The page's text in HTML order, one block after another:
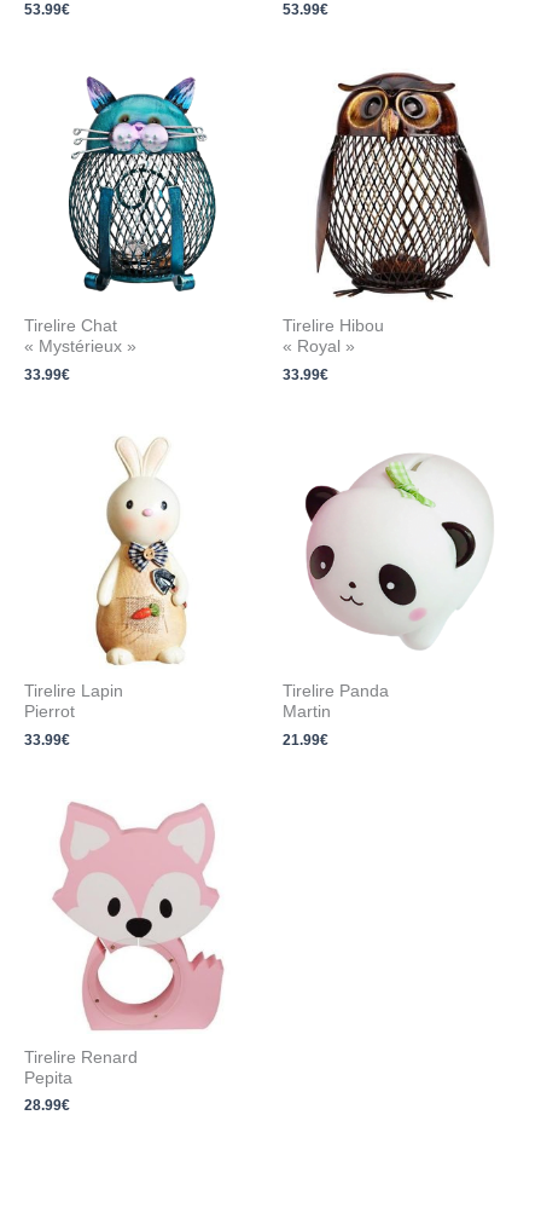
53.99€ 53.99€
Tirelire Chat
« Mystérieux »
33.99€
Tirelire Hibou
« Royal »
33.99€
Tirelire Lapin
Pierrot
33.99€
Tirelire Panda
Martin
21.99€
Tirelire Renard
Pepita
28.99€